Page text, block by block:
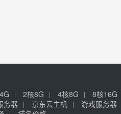
2核8G 4核8G 8核16G
务器 京东云主机 游戏服务器